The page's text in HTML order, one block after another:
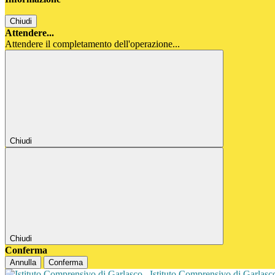
Chiudi
Attendere...
Attendere il completamento dell'operazione...
Chiudi
Chiudi
Conferma
Annulla Conferma